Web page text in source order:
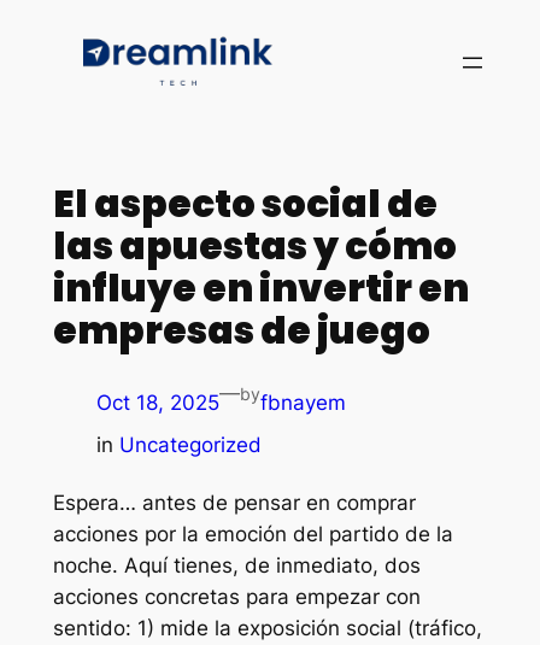
El aspecto social de
las apuestas y cómo
influye en invertir en
empresas de juego
Oct 18, 2025—byfbnayem
in Uncategorized
Espera… antes de pensar en comprar
acciones por la emoción del partido de la
noche. Aquí tienes, de inmediato, dos
acciones concretas para empezar con
sentido: 1) mide la exposición social (tráfico,